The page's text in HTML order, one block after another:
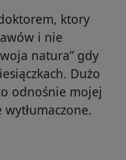
ktory
i nie
natura” gdy
Dużo
odnośnie mojej